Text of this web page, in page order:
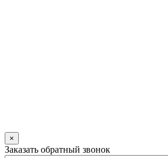
×
Заказать обратный звонок